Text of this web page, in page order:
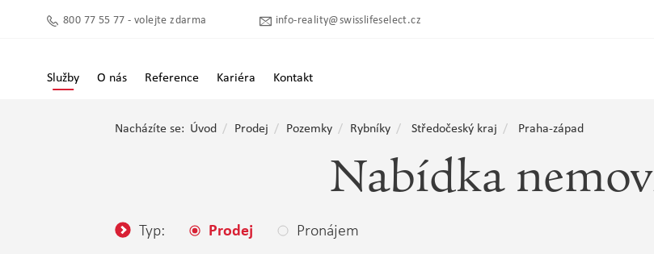
800 77 55 77 - volejte zdarma info-reality@swisslifeselect.cz
Služby O nás Reference Kariéra Kontakt
Nacházíte se: Úvod Prodej Pozemky Rybníky Středočeský kraj Praha-západ
Nabídka
Typ: Prodej Pronájem